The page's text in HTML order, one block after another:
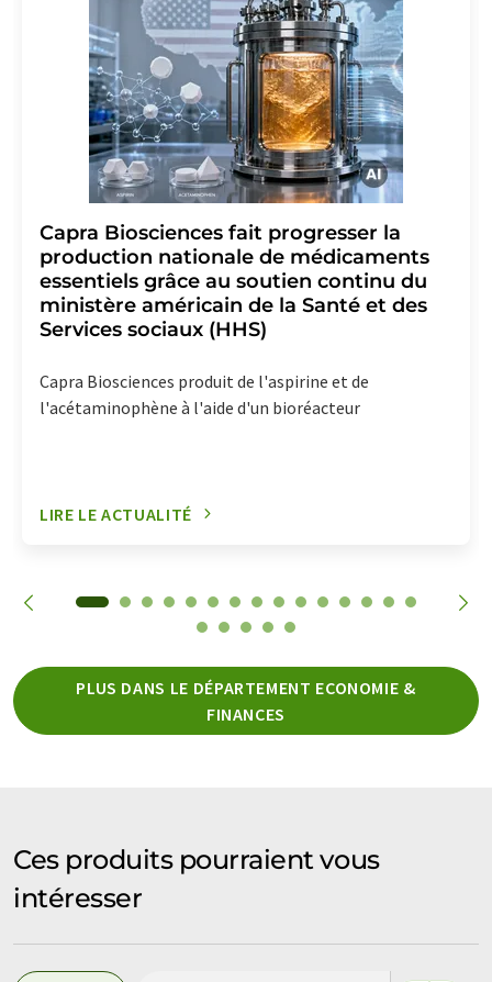
Capra Biosciences fait progresser la
production nationale de médicaments
essentiels grâce au soutien continu du
ministère américain de la Santé et des
Services sociaux (HHS)
Capra Biosciences produit de l'aspirine et de
l'acétaminophène à l'aide d'un bioréacteur
LIRE LE ACTUALITÉ
PLUS DANS LE DÉPARTEMENT ECONOMIE &
FINANCES
Ces produits pourraient vous
intéresser